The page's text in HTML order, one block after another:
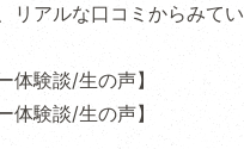
リアルな口コミからみて
体験談/生の声】
体験談/生の声】